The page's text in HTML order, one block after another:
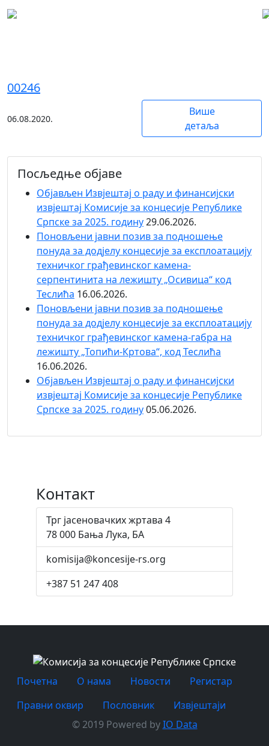
00246
06.08.2020.
Више
детаља
Посљедње објаве
Објaвљен Извјештај о раду и финансијски
извјештај Комисије за концесије Републике
Српске за 2025. годину29.06.2026.
Поновљени јавни позив за подношење
понуда за додјелу концесије за експлоатацију
техничког грађевинског камена-
серпентинита на лежишту „Осивица“ код
Теслића 16.06.2026.
Поновљени јавни позив за подношење
понуда за додјелу концесије за експлоатацију
техничког грађевинског камена-габра на
лежишту „Топићи-Кртова“, код Теслића
16.06.2026.
Објaвљен Извјештај о раду и финансијски
извјештај Комисије за концесије Републике
Српске за 2025. годину05.06.2026.
Контакт
Трг јасеновачких жртава 4
78 000 Бања Лука, БА
komisija@koncesije-rs.org
+387 51 247 408
Почетна O нама Новости
Регистар
Правни оквир
Пословник
Извјештаји
© 2019 Powered byIO Data